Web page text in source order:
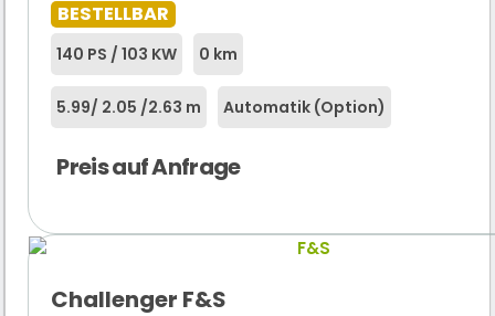
BESTELLBAR
140 PS / 103 KW 0 km
5.99/ 2.05 /2.63 m Automatik (Option)
Preis auf Anfrage
Challenger F&S